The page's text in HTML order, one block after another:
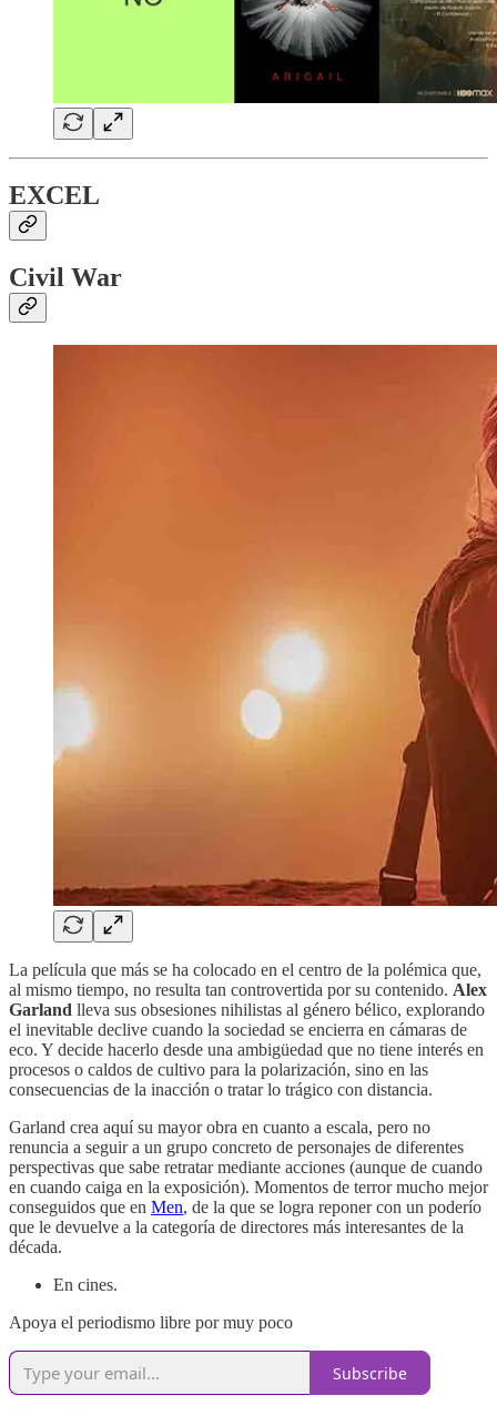
EXCEL
Civil War
La película que más se ha colocado en el centro de la polémica que,
al mismo tiempo, no resulta tan controvertida por su contenido. Alex
Garland lleva sus obsesiones nihilistas al género bélico, explorando
el inevitable declive cuando la sociedad se encierra en cámaras de
eco. Y decide hacerlo desde una ambigüedad que no tiene interés en
procesos o caldos de cultivo para la polarización, sino en las
consecuencias de la inacción o tratar lo trágico con distancia.
Garland crea aquí su mayor obra en cuanto a escala, pero no
renuncia a seguir a un grupo concreto de personajes de diferentes
perspectivas que sabe retratar mediante acciones (aunque de cuando
en cuando caiga en la exposición). Momentos de terror mucho mejor
conseguidos que en Men, de la que se logra reponer con un poderío
que le devuelve a la categoría de directores más interesantes de la
década.
En cines.
Apoya el periodismo libre por muy poco
Subscribe